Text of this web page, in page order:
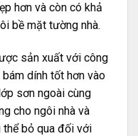
hơn và còn có khả
bề mặt tường nhà.
sản xuất với công
dính tốt hơn vào
sơn ngoài cùng
cho ngôi nhà và
thể bỏ qua đối với